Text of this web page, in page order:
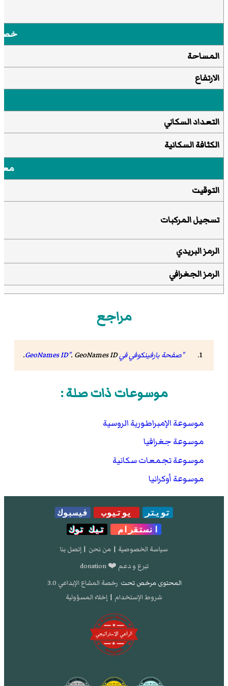
المساحة
الارتفاع
التعداد السكاني
الكثافة السكانية
التوقيت
تسجيل المركبات
الرمز البريدي
الرمز الجغرافي
مراجع
"صفحة بارفينكوفي في GeoNames ID" . GeoNames ID
.
موسوعات ذات صلة :
موسوعة الإمبراطورية الروسية
موسوعة جغرافيا
موسوعة تجمعات سكانية
موسوعة أوكرانيا
تويتر يوتيوب
فيسبوك
انستقرام
تيك توك
سياسة الخصوصية | من نحن | إتصل بنا
تبرع و دعم ❤️ donation
المحتوى مرخص تحت رخصة المشاع الإبداعي 3.0
شروط الإستخدام | إخلاء المسؤولية